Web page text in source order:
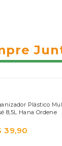
Plástico
8,5L Hana Ordene
39,90